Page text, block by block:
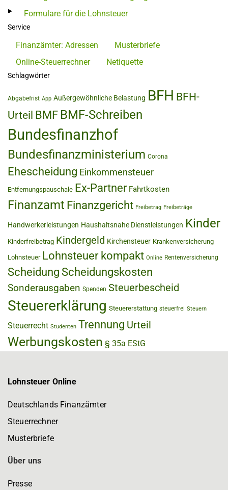
Formulare für die Lohnsteuer
Service
Finanzämter: Adressen
Musterbriefe
Online-Steuerrechner
Netiquette
Schlagwörter
Abgabefrist App Außergewöhnliche Belastung BFH BFH-
Urteil BMF BMF-Schreiben
Bundesfinanzhof
Bundesfinanzministerium Corona
Ehescheidung Einkommensteuer
Entfernungspauschale Ex-Partner Fahrtkosten
Finanzamt Finanzgericht Freibetrag Freibeträge
Handwerkerleistungen Haushaltsnahe Dienstleistungen Kinder
Kinderfreibetrag Kindergeld Kirchensteuer Krankenversicherung
Lohnsteuer Lohnsteuer kompakt Online Rentenversicherung
Scheidung Scheidungskosten
Sonderausgaben Spenden Steuerbescheid
Steuererklärung Steuererstattung steuerfrei Steuern
Steuerrecht Studenten Trennung Urteil
Werbungskosten § 35a EStG
Lohnsteuer Online
Deutschlands Finanzämter
Steuerrechner
Musterbriefe
Über uns
Presse